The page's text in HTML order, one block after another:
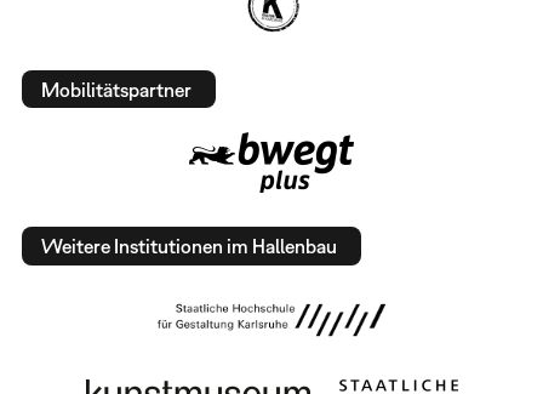
Mobilitätspartner
Weitere Institutionen im Hallenbau